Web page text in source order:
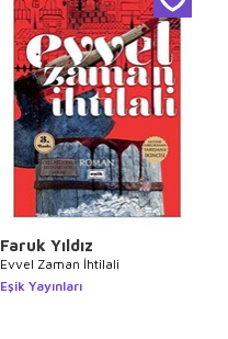
Faruk Yıldız
Evvel Zaman İhtilali
Eşik Yayınları